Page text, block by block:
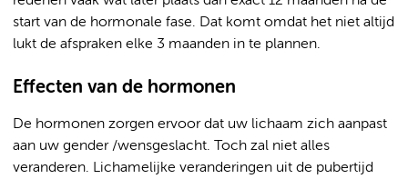
start van de hormonale fase. Dat komt omdat het niet altijd
lukt de afspraken elke 3 maanden in te plannen.
Effecten van de hormonen
De hormonen zorgen ervoor dat uw lichaam zich aanpast
aan uw gender /wensgeslacht. Toch zal niet alles
veranderen. Lichamelijke veranderingen uit de pubertijd